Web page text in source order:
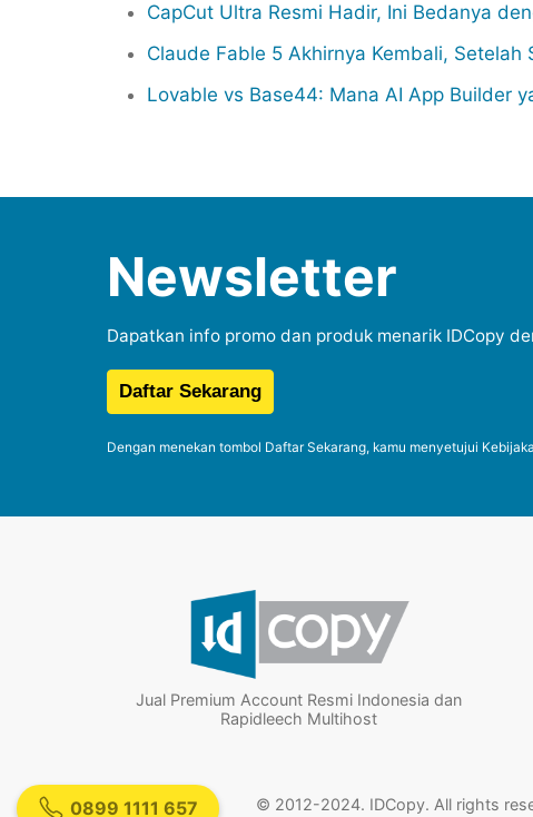
CapCut Ultra Resmi Hadir, Ini Bedanya
Claude Fable 5 Akhirnya Kembali, Setelah
Lovable vs Base44: Mana AI App Builder
Newsletter
Dapatkan info promo dan produk menarik IDCopy
Dengan menekan tombol Daftar Sekarang, kamu menyetujui
Jual Premium Account Resmi Indonesia dan
Rapidleech Multihost
© 2012-2024. IDCopy. All rights
0899 1111 657